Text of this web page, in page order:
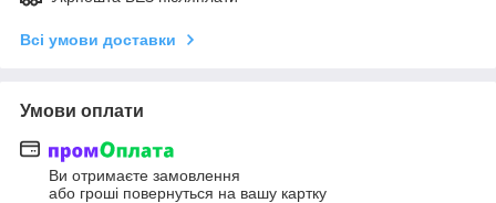
Всі умови доставки
Умови оплати
Ви отримаєте замовлення
або гроші повернуться на вашу картку